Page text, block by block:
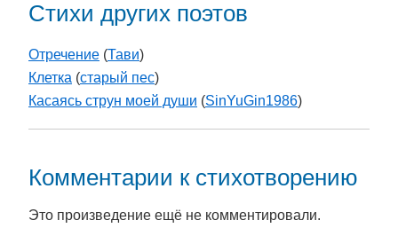
Стихи других поэтов
Отречение (Тави)
Клетка (старый пес)
Касаясь струн моей души (SinYuGin1986)
Комментарии к стихотворению
Это произведение ещё не комментировали.